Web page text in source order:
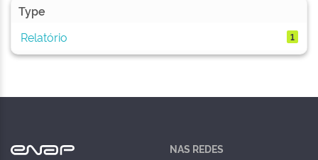
Type
Relatório
1
NAS REDES